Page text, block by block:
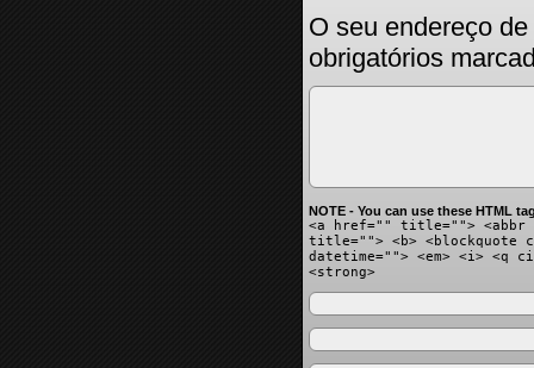
O seu endereço
obrigatórios
NOTE - You can use these HTML
<a href="" title=""> <abbr
title=""> <b> <blockquote
datetime=""> <em> <i> <q
<strong>